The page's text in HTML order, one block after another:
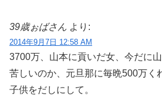
39歳ぉばさん より:
2014年9月7日 12:58 AM
3700万、山本に貢いだ女、今だに
苦しいのか、元旦那に毎晩500万く
子供をだしにして。